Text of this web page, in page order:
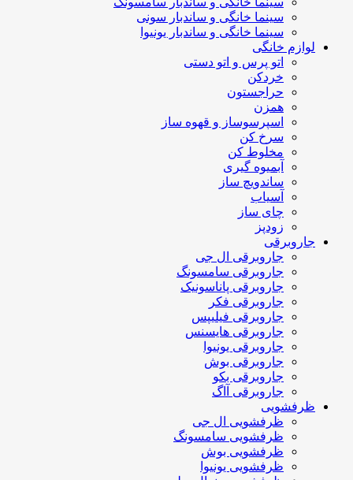
سینما خانگی و ساندبار سونی
سینما خانگی و ساندبار یونیوا
لوازم خانگی
اتو پرس و اتو دستی
خردکن
حراجستون
همزن
اسپرسوساز و قهوه ساز
سرخ کن
مخلوط کن
آبمیوه گیری
ساندویچ ساز
آسیاب
چای ساز
زودپز
جاروبرقی
جاروبرقی ال جی
جاروبرقی سامسونگ
جاروبرقی پاناسونیک
جاروبرقی فکر
جاروبرقی فیلیپس
جاروبرقی هایسنس
جاروبرقی یونیوا
جاروبرقی بوش
جاروبرقی بکو
جاروبرقی آاگ
ظرفشویی
ظرفشویی ال جی
ظرفشویی سامسونگ
ظرفشویی بوش
ظرفشویی یونیوا